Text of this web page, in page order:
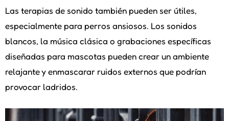
Las terapias de sonido también pueden ser útiles,
especialmente para perros ansiosos. Los sonidos
blancos, la música clásica o grabaciones específicas
diseñadas para mascotas pueden crear un ambiente
relajante y enmascarar ruidos externos que podrían
provocar ladridos.